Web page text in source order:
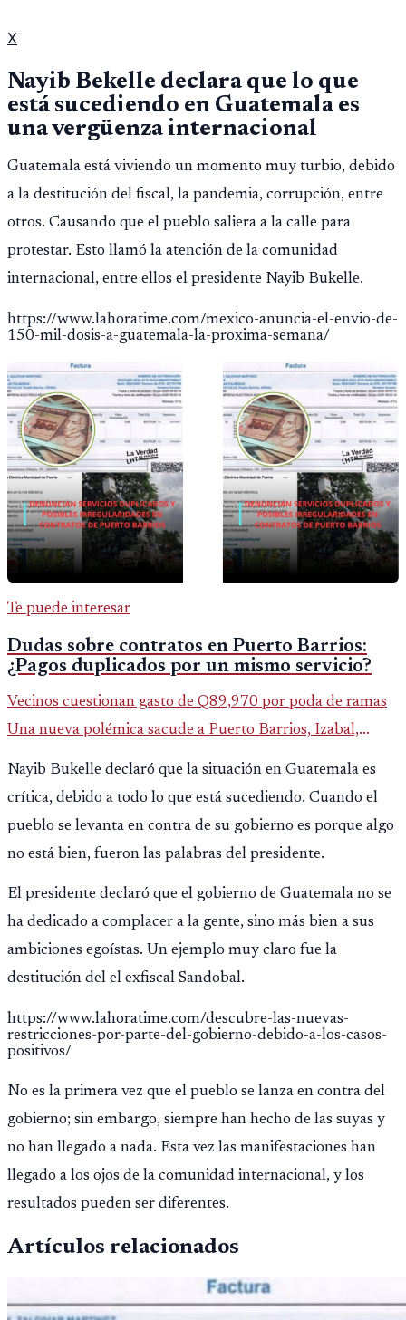
X
Nayib Bekelle declara que lo que
está sucediendo en Guatemala es
una vergüenza internacional
Guatemala está viviendo un momento muy turbio, debido
a la destitución del fiscal, la pandemia, corrupción, entre
otros. Causando que el pueblo saliera a la calle para
protestar. Esto llamó la atención de la comunidad
internacional, entre ellos el presidente Nayib Bukelle.
https://www.lahoratime.com/mexico-anuncia-el-envio-de-
150-mil-dosis-a-guatemala-la-proxima-semana/
Te puede interesar
Dudas sobre contratos en Puerto Barrios:
¿Pagos duplicados por un mismo servicio?
Vecinos cuestionan gasto de Q89,970 por poda de ramas
Una nueva polémica sacude a Puerto Barrios, Izabal,
luego de que saliera a la luz un contrato municipal que
asigna casi Q90 mi
Nayib Bukelle declaró que la situación en Guatemala es
crítica, debido a todo lo que está sucediendo. Cuando el
pueblo se levanta en contra de su gobierno es porque algo
no está bien, fueron las palabras del presidente.
El presidente declaró que el gobierno de Guatemala no se
ha dedicado a complacer a la gente, sino más bien a sus
ambiciones egoístas. Un ejemplo muy claro fue la
destitución del el exfiscal Sandobal.
https://www.lahoratime.com/descubre-las-nuevas-
restricciones-por-parte-del-gobierno-debido-a-los-casos-
positivos/
No es la primera vez que el pueblo se lanza en contra del
gobierno; sin embargo, siempre han hecho de las suyas y
no han llegado a nada. Esta vez las manifestaciones han
llegado a los ojos de la comunidad internacional, y los
resultados pueden ser diferentes.
Artículos relacionados